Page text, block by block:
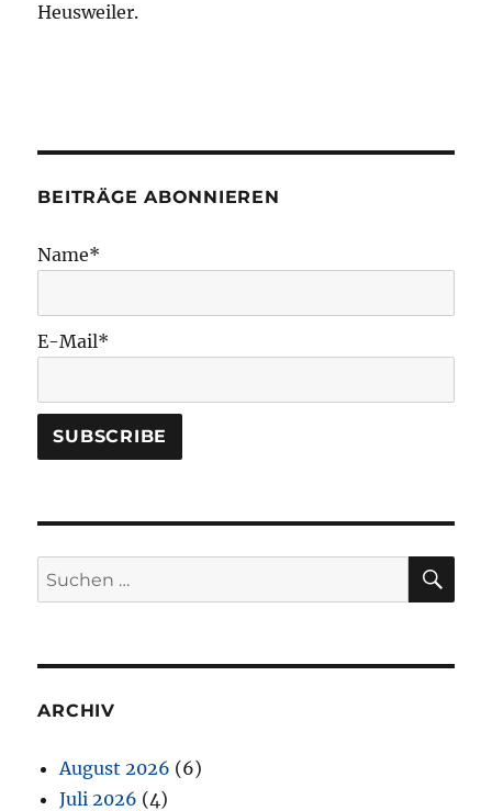
Heusweiler.
BEITRÄGE ABONNIEREN
Name*
E-Mail*
Suchen
nach:
ARCHIV
August 2026 (6)
Juli 2026 (4)